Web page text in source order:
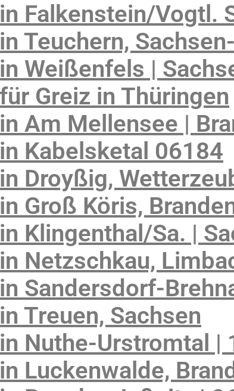
Falkenstein/Vogtl.
Teuchern,
Weißenfels |
Greiz in Thüringen
Am Mellensee |
Kabelsketal 06184
Droyßig,
Groß Köris,
Klingenthal/Sa. |
Netzschkau,
Sandersdorf-
Treuen, Sachsen
Nuthe-Urstromtal |
Luckenwalde,